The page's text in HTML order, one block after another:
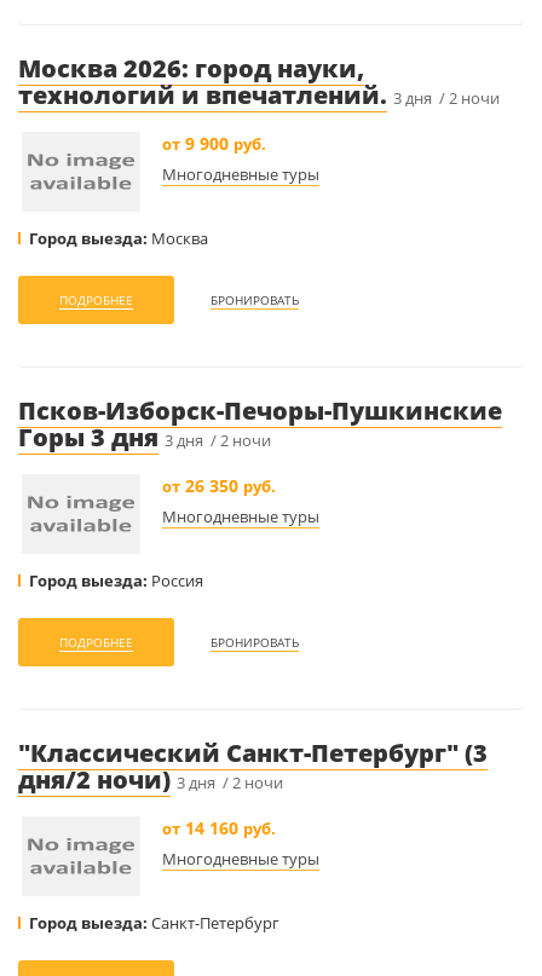
Москва 2026: город науки,
технологий и впечатлений. 3 дня / 2 ночи
от 9 900 руб.
Многодневные туры
Город выезда: Москва
ПОДРОБНЕЕ БРОНИРОВАТЬ
Псков-Изборск-Печоры-Пушкинские
Горы 3 дня 3 дня / 2 ночи
от 26 350 руб.
Многодневные туры
Город выезда: Россия
ПОДРОБНЕЕ БРОНИРОВАТЬ
"Классический Санкт-Петербург" (3
дня/2 ночи) 3 дня / 2 ночи
от 14 160 руб.
Многодневные туры
Город выезда: Санкт-Петербург